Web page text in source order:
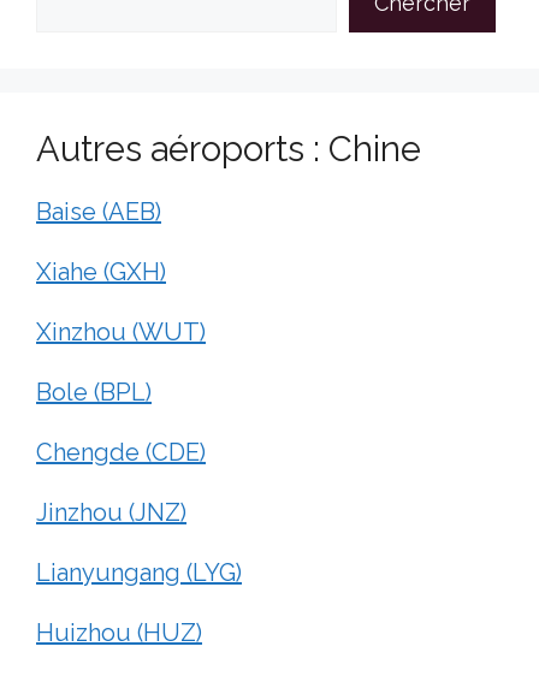
Autres aéroports : Chine
Baise (AEB)
Xiahe (GXH)
Xinzhou (WUT)
Bole (BPL)
Chengde (CDE)
Jinzhou (JNZ)
Lianyungang (LYG)
Huizhou (HUZ)